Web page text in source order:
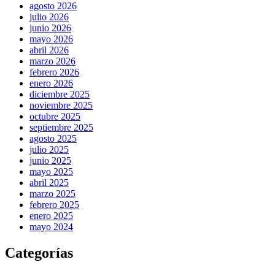
agosto 2026
julio 2026
junio 2026
mayo 2026
abril 2026
marzo 2026
febrero 2026
enero 2026
diciembre 2025
noviembre 2025
octubre 2025
septiembre 2025
agosto 2025
julio 2025
junio 2025
mayo 2025
abril 2025
marzo 2025
febrero 2025
enero 2025
mayo 2024
Categorías